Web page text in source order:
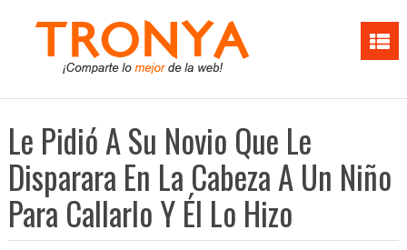
Le Pidió A Su Novio Que Le
Disparara En La Cabeza A Un Niño
Para Callarlo Y Él Lo Hizo